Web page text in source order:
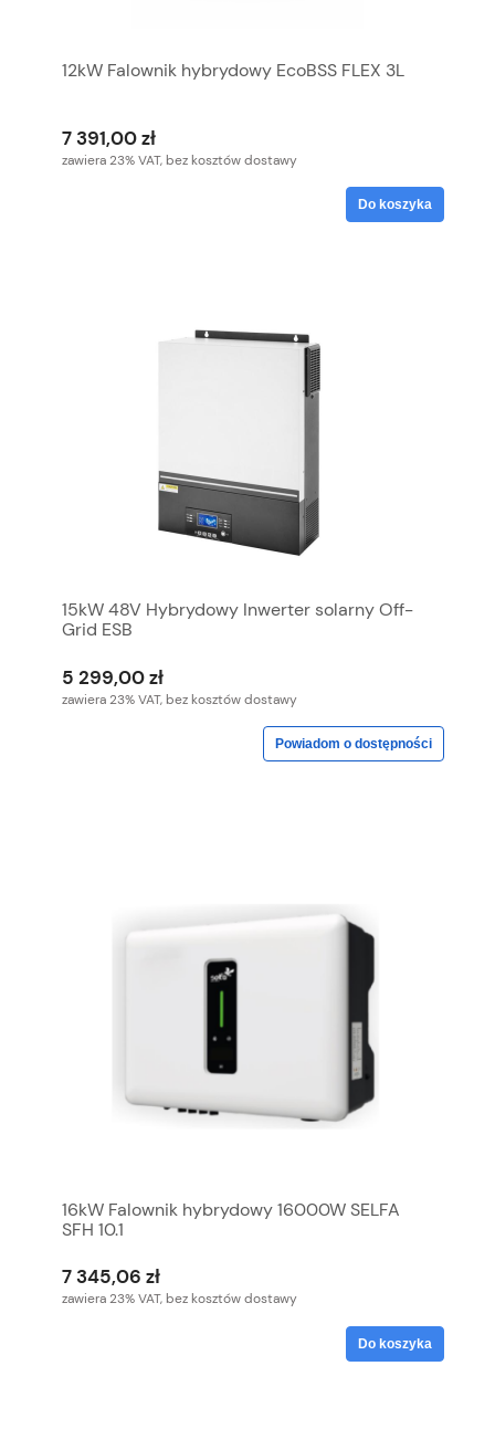
12kW Falownik hybrydowy EcoBSS FLEX 3L
7 391,00 zł
zawiera 23% VAT, bez kosztów dostawy
Do koszyka
15kW 48V Hybrydowy Inwerter solarny Off-
Grid ESB
5 299,00 zł
zawiera 23% VAT, bez kosztów dostawy
Powiadom o dostępności
16kW Falownik hybrydowy 16000W SELFA
SFH 10.1
7 345,06 zł
zawiera 23% VAT, bez kosztów dostawy
Do koszyka